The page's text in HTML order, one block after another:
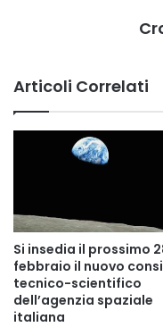
Articoli Correlati
Si insedia il prossimo
febbraio il nuovo
tecnico-scientifico
dell’agenzia spaziale
italiana